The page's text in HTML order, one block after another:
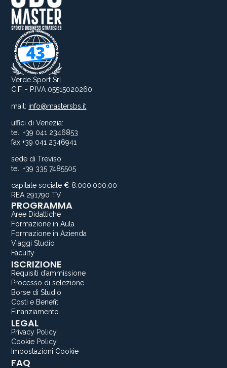
Verde Sport Srl
C.F. - P.IVA 05515020260
mail: info@mastersbs.it
uffici di Venezia:
tel: +39 041 2346853
fax +39 041 2346941
sede di Treviso:
tel: +39 335 7485505
capitale sociale € 8.000.000,00
REA 291790 TV
PROGRAMMA
Aree Didattiche
Formazione in Aula
Formazione in Azienda
Viaggi Studio
Faculty
ISCRIZIONE
Requisiti d’ammissione
Processo di selezione
Borse di Studio
Costi e Benefit
Finanziamento
LEGAL
Privacy Policy
Cookie Policy
Impostazioni Cookie
FAQ